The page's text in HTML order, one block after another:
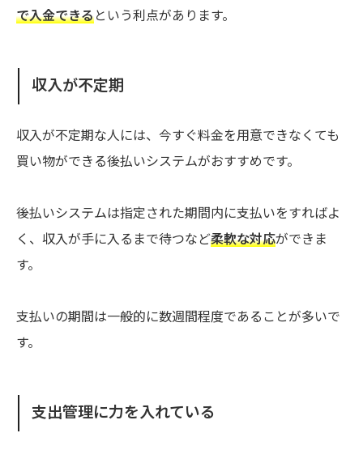
で入金できるという利点があります。
収入が不定期
収入が不定期な人には、今すぐ料金を用意できなくても
買い物ができる後払いシステムがおすすめです。
後払いシステムは指定された期間内に支払いをすればよ
く、収入が手に入るまで待つなど柔軟な対応ができま
す。
支払いの期間は一般的に数週間程度であることが多いで
す。
支出管理に力を入れている